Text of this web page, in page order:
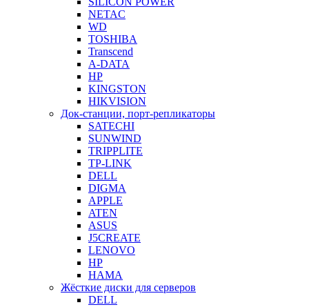
NETAC
WD
TOSHIBA
Transcend
A-DATA
HP
KINGSTON
HIKVISION
Док-станции, порт-репликаторы
SATECHI
SUNWIND
TRIPPLITE
TP-LINK
DELL
DIGMA
APPLE
ATEN
ASUS
J5CREATE
LENOVO
HP
HAMA
Жёсткие диски для серверов
DELL